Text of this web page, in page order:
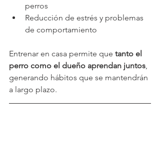
perros
Reducción de estrés y problemas
de comportamiento
Entrenar en casa permite que tanto el
perro como el dueño aprendan juntos
generando hábitos que se mantendrán
a largo plazo.